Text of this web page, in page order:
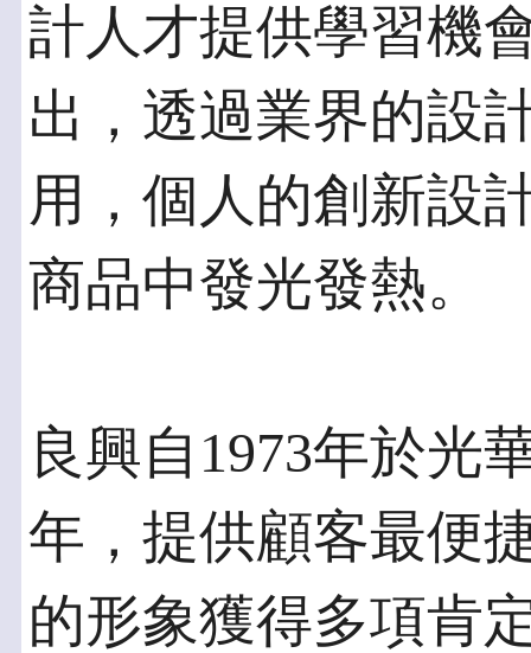
計人才提供學習機
出，透過業界的設
用，個人的創新設
商品中發光發熱。
良興自1973年於光
年，提供顧客最便
的形象獲得多項肯